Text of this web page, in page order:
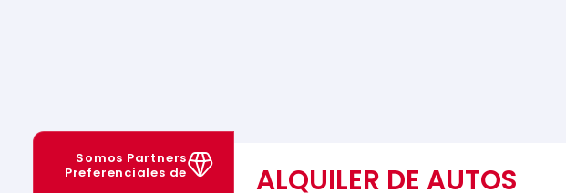
Somos Partners
Preferenciales de
ALQUILER DE AUTOS